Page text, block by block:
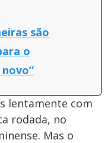
são
o
lentamente com
rodada, no
Mas o